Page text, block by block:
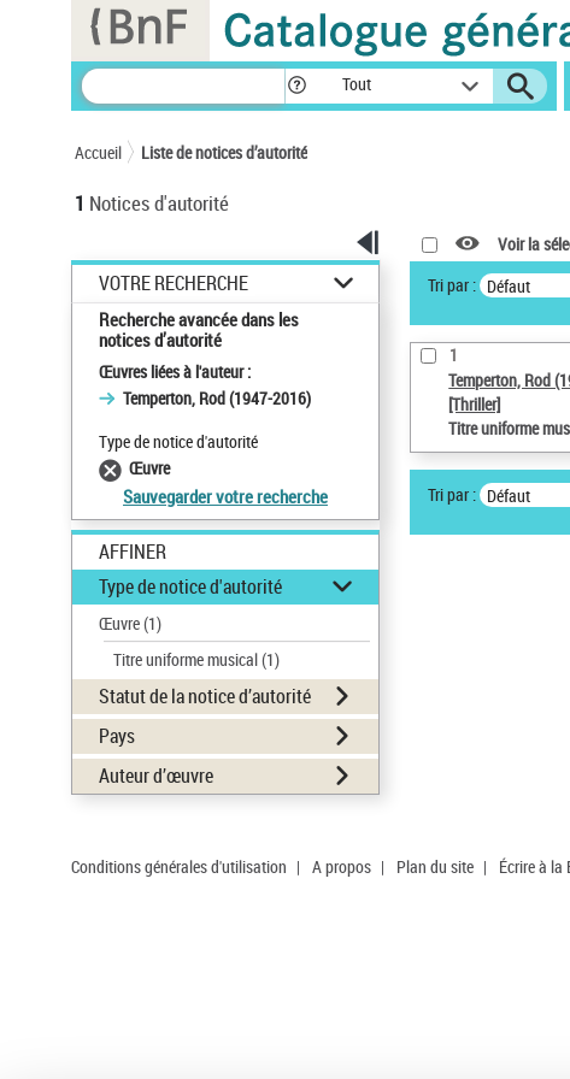
Tout
Accueil Liste de notices d’autorité
1 Notices d'autorité
VOTRE RECHERCHE
Recherche avancée dans les
notices d’autorité
Œuvres liées à l'auteur :
Temperton, Rod (1947-2016)
Type de notice d'autorité
Œuvre
Sauvegarder votre recherche
AFFINER
Type de notice d'autorité
Œuvre(1)
Titre uniforme musical(1)
Statut de la notice d’autorité
Pays
Auteur d’œuvre
Voir la
Tri par : Défaut
1
Temperton, Rod
[Thriller]
Titre uniforme
Tri par : Défaut
Conditions générales d'utilisation | A propos | Plan du site | Écrire à la
Panneau de gestion des cookies